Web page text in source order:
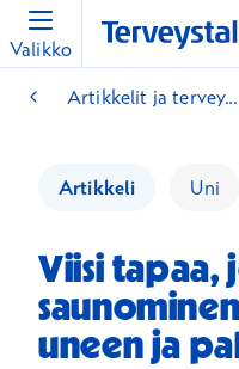
Valikko
Artikkelit ja tervey...
Artikkeli Uni
Viisi tapaa,
uneen ja